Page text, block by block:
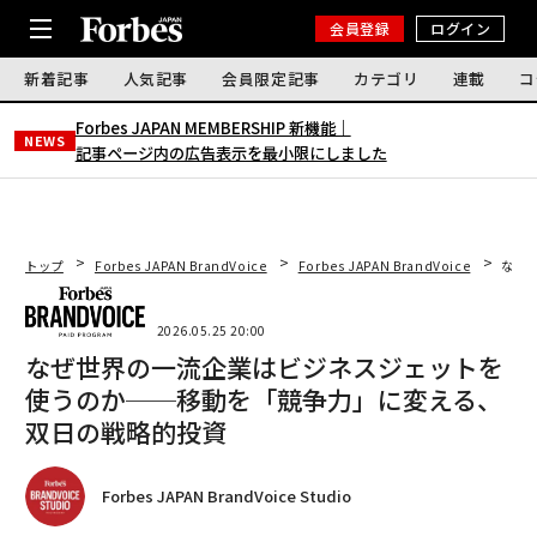
会員登録 ログイン
新着記事 人気記事 会員限定記事 カテゴリ 連載
NEWS
Forbes JAPAN MEMBERSHIP 新機能｜
記事ページ内の広告表示を最小限にしました
トップ Forbes JAPAN BrandVoice Forbes JAPAN BrandVoice なぜ
2026.05.25 20:00
なぜ世界の一流企業はビジネスジェットを
使うのか──移動を「競争力」に変える、
双日の戦略的投資
Forbes JAPAN BrandVoice Studio